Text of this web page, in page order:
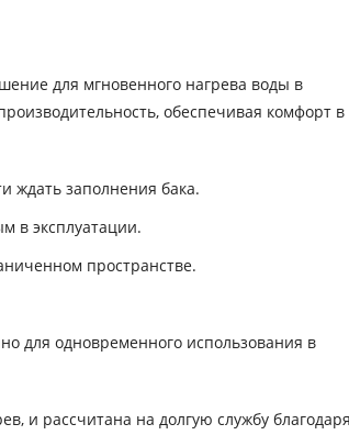
для мгновенного нагрева воды в
обеспечивая комфорт в
ждать заполнения бака.
в эксплуатации.
пространстве.
для одновременного использования в
и рассчитана на долгую службу благодаря